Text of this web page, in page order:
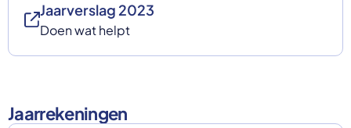
Jaarverslag 2023
Doen wat helpt
Jaarrekeningen